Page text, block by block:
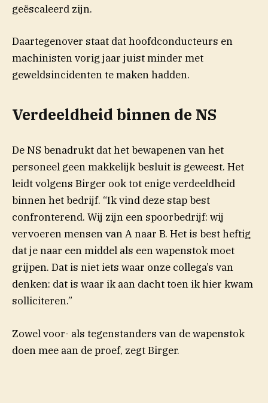
geëscaleerd zijn.
Daartegenover staat dat hoofdconducteurs en
machinisten vorig jaar juist minder met
geweldsincidenten te maken hadden.
Verdeeldheid binnen de NS
De NS benadrukt dat het bewapenen van het
personeel geen makkelijk besluit is geweest. Het
leidt volgens Birger ook tot enige verdeeldheid
binnen het bedrijf. “Ik vind deze stap best
confronterend. Wij zijn een spoorbedrijf: wij
vervoeren mensen van A naar B. Het is best heftig
dat je naar een middel als een wapenstok moet
grijpen. Dat is niet iets waar onze collega’s van
denken: dat is waar ik aan dacht toen ik hier kwam
solliciteren.”
Zowel voor- als tegenstanders van de wapenstok
doen mee aan de proef, zegt Birger.